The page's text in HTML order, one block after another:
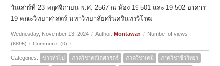
วันเสาร์ที่ 23 พฤศจิกายน พ.ศ. 2567 ณ ห้อง 19-501 และ 19-502 อาคาร
19 คณะวิทยาศาสตร์ มหาวิทยาลัยศรีนครินทรวิโรฒ
Wednesday, November 13, 2024 / Author:Montawan / Number of views
(6895) / Comments (0) /
Categories: ข่าวทั่วไป ภาควิชาคณิตศาสตร์ ภาควิชาเคมี
ภาควิชาชีววิทยา